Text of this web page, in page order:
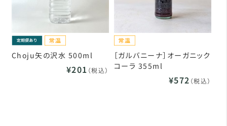
Choju矢の沢水 500ml
¥201 （税込）
［ガルバニーナ］オーガニック
コーラ 355ml
¥572 （税込）